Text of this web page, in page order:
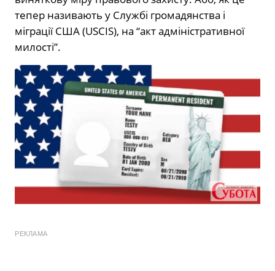
тепер називають у Службі громадянства і
міграції США (USCIS), на “акт адміністративної
милості”.
РЕКЛАМА